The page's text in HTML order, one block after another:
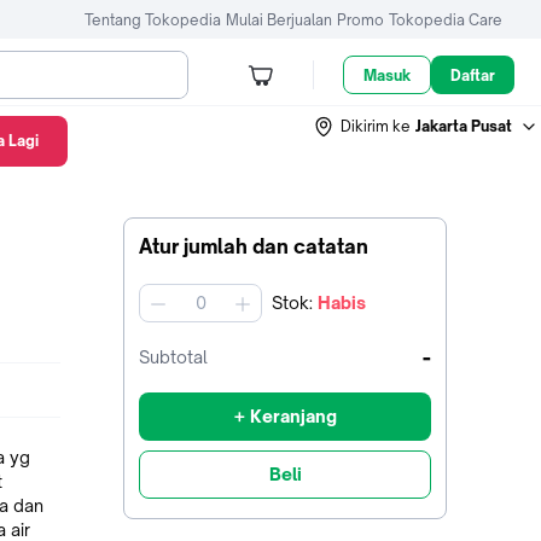
Tentang Tokopedia Mulai Berjualan Promo Tokopedia Care
Masuk Daftar
Dikirim ke Jakarta Pusat
Atur jumlah dan catatan
jumlah Stok: Habis
Subtotal -
+ Keranjang
Beli
yg
dan
Lagi